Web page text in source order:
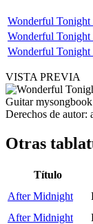
Wonderful Tonight
Wonderful Tonight
Wonderful
VISTA PREVIA
Derechos de autor:
Otras
Título
After Midnight
After Midnight